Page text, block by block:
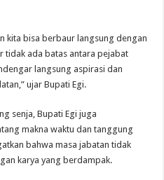
kita bisa berbaur langsung dengan
tidak ada batas antara pejabat
langsung aspirasi dan
ujar Bupati Egi.
senja, Bupati Egi juga
makna waktu dan tanggung
bahwa masa jabatan tidak
karya yang berdampak.